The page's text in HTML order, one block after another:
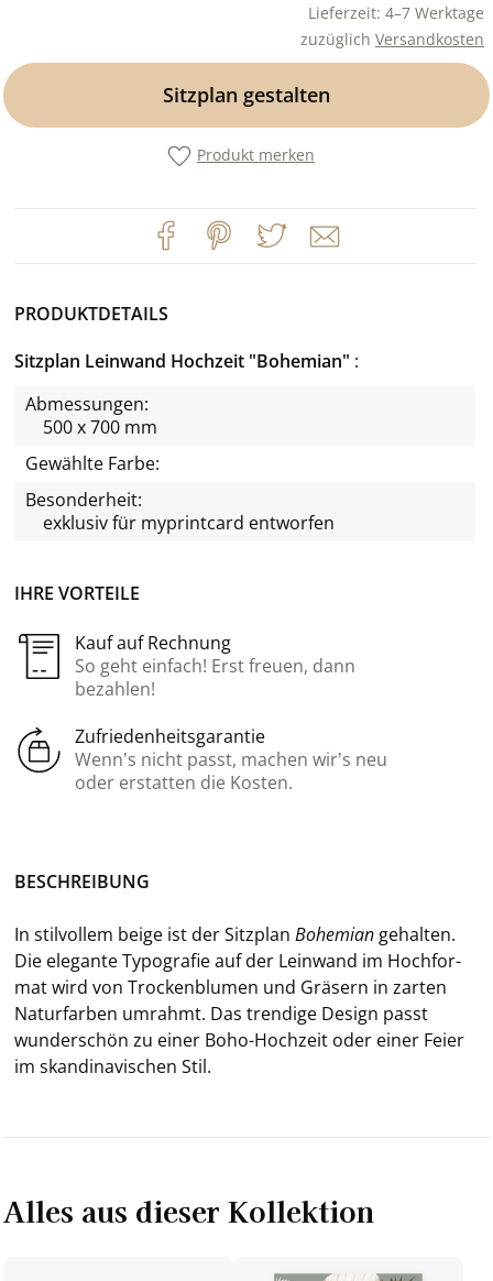
Lieferzeit: 4–7 Werktage
zuzüglich Versandkosten
Sitzplan gestalten
Produkt merken
IHRE VORTEILE
Kauf auf Rechnung
So geht einfach! Erst freuen, dann
bezahlen!
Zufriedenheitsgarantie
Wenn’s nicht passt, machen wir’s neu
oder erstatten die Kosten.
PRODUKTDETAILS
Sitzplan Leinwand Hochzeit "Bohemian"
Abmessungen:
500 x 700 mm
Gewählte Farbe:
Besonderheit:
exklusiv für myprintcard entworfen
BE­SCHREI­BUNG
In stil­vol­lem beige ist der Sitz­plan Bo­hemi­an ge­hal­ten.
Die ele­gan­te Ty­po­gra­fie auf der Lein­wand im Hoch­for­
mat wird von Tro­cken­blu­men und Grä­sern in zar­ten
Na­tur­far­ben um­rahmt. Das tren­di­ge De­sign passt
wun­der­schön zu einer Boho-​Hochzeit oder einer Feier
im skan­di­na­vi­schen Stil.
Alles aus dieser Kollektion